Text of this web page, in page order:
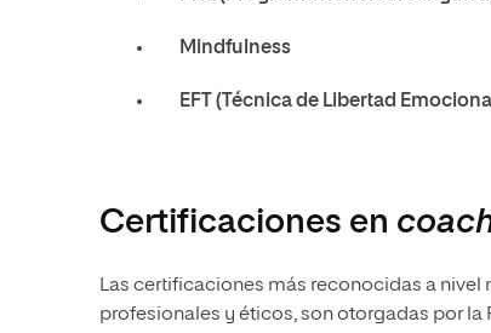
Mindfulness
EFT (Técnica de Libertad
Certificaciones en
Las certificaciones más reconocidas a nivel
profesionales y éticos, son otorgadas por la